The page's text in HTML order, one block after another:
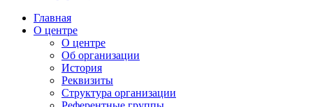
Главная
О центре
О центре
Об организации
История
Реквизиты
Структура организации